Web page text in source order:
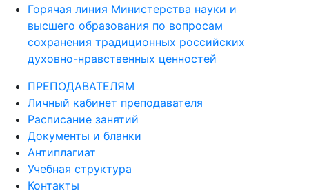
Горячая линия Министерства науки и
высшего образования по вопросам
сохранения традиционных российских
духовно-нравственных ценностей
ПРЕПОДАВАТЕЛЯМ
Личный кабинет преподавателя
Расписание занятий
Документы и бланки
Антиплагиат
Учебная структура
Контакты